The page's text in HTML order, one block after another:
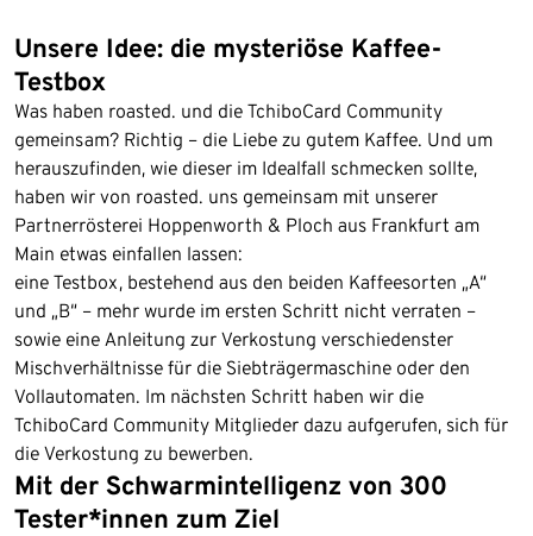
Unsere Idee: die mysteriöse Kaffee-
Testbox
Was haben roasted. und die TchiboCard Community
gemeinsam? Richtig – die Liebe zu gutem Kaffee. Und um
herauszufinden, wie dieser im Idealfall schmecken sollte,
haben wir von roasted. uns gemeinsam mit unserer
Partnerrösterei Hoppenworth & Ploch aus Frankfurt am
Main etwas einfallen lassen:
eine Testbox, bestehend aus den beiden Kaffeesorten „A“
und „B“ – mehr wurde im ersten Schritt nicht verraten –
sowie eine Anleitung zur Verkostung verschiedenster
Mischverhältnisse für die Siebträgermaschine oder den
Vollautomaten. Im nächsten Schritt haben wir die
TchiboCard Community Mitglieder dazu aufgerufen, sich für
die Verkostung zu bewerben.
Mit der Schwarmintelligenz von 300
Tester*innen zum Ziel